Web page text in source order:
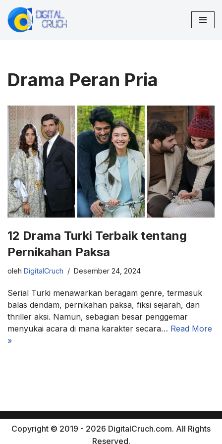
Lompat
Drama Peran Pria
12 Drama Turki Terbaik tentang
Pernikahan Paksa
oleh DigitalCruch Desember 24, 2024
Serial Turki menawarkan beragam genre, termasuk
balas dendam, pernikahan paksa, fiksi sejarah, dan
thriller aksi. Namun, sebagian besar penggemar
menyukai acara di mana karakter secara… Read More
»
Copyright © 2019 - 2026 DigitalCruch.com. All Rights
Reserved.